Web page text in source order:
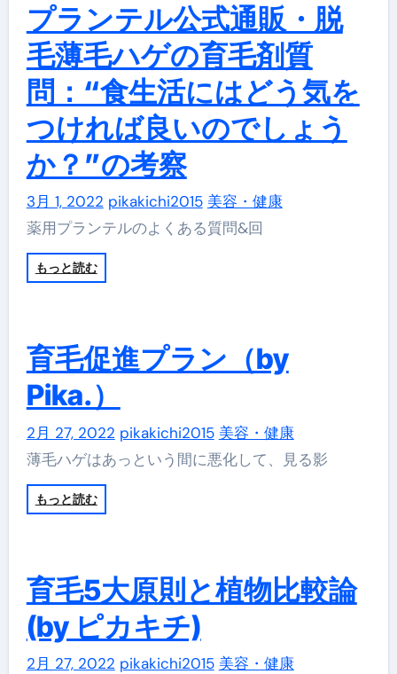
プランテル公式通販・脱
毛薄毛ハゲの育毛剤質
問：“食生活にはどう気を
つければ良いのでしょう
か？”の考察
3月 1, 2022 pikakichi2015 美容・健康
薬用プランテルのよくある質問&回
もっと読む
育毛促進プラン（by
Pika.）
2月 27, 2022 pikakichi2015 美容・健康
薄毛ハゲはあっという間に悪化して、見る影
もっと読む
育毛5大原則と植物比較論
(by ピカキチ)
2月 27, 2022 pikakichi2015 美容・健康